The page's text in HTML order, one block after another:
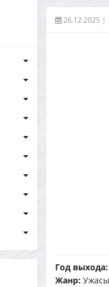
26.12.2025 |
Год выхода:
Жанр: